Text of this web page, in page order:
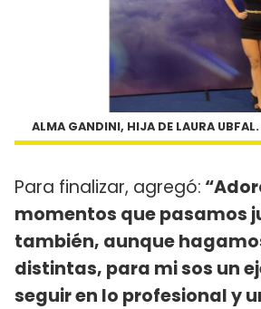
ALMA GANDINI, HIJA DE LAURA
Para finalizar, agregó:
momentos que pasamos
también, aunque
distintas, para mi sos un
seguir en lo profesional y